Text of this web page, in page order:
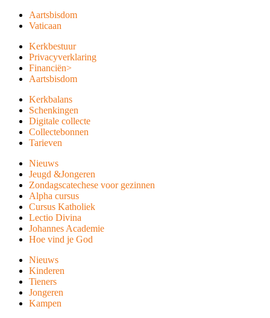
Aartsbisdom
Vaticaan
Kerkbestuur
Privacyverklaring
Financiën>
Aartsbisdom
Kerkbalans
Schenkingen
Digitale collecte
Collectebonnen
Tarieven
Nieuws
Jeugd &Jongeren
Zondagscatechese voor gezinnen
Alpha cursus
Cursus Katholiek
Lectio Divina
Johannes Academie
Hoe vind je God
Nieuws
Kinderen
Tieners
Jongeren
Kampen